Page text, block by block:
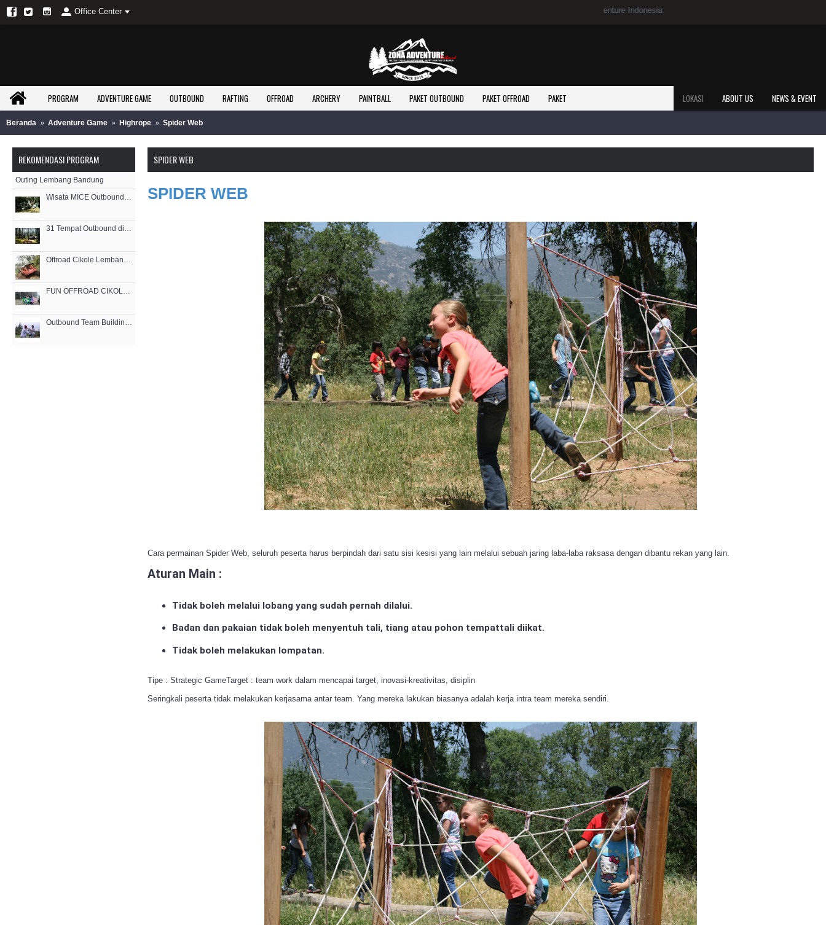
Office Center
PROGRAM ADVENTURE GAME OUTBOUND RAFTING OFFROAD ARCHERY PAINTBALL PAKET OUTBOUND PAKET OFFROAD PAKET NEWS & EVENT
ABOUT US
LOKASI
Beranda Adventure Game Highrope Spider Web
REKOMENDASI PROGRAM
Outing Lembang Bandung
Wisata MICE Outbound Grafika Cikole
31 Tempat Outbound di Bandung Paling Populer
Offroad Cikole Lembang Bandung Paket Outing Perusahaan
FUN OFFROAD CIKOLE LEMBANG BANDUNG
Outbound Team Building Lembang
SPIDER WEB
SPIDER WEB
Cara permainan Spider Web, seluruh peserta harus berpindah dari satu sisi kesisi yang lain melalui sebuah jaring laba-laba raksasa dengan dibantu rekan yang lain.
Aturan Main :
Tidak boleh melalui lobang yang sudah pernah dilalui.
Badan dan pakaian tidak boleh menyentuh tali, tiang atau pohon tempattali diikat.
Tidak boleh melakukan lompatan.
Tipe : Strategic GameTarget : team work dalam mencapai target, inovasi-kreativitas, disiplin
Seringkali peserta tidak melakukan kerjasama antar team. Yang mereka lakukan biasanya adalah kerja intra team mereka sendiri.